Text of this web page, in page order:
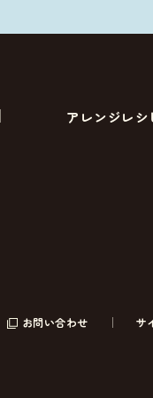
アレンジレシ
お問い合わせ サ